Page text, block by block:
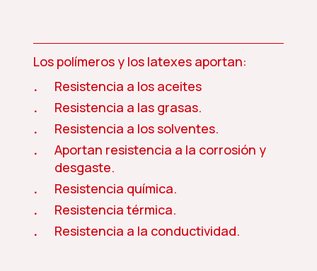
Los polímeros y los latexes aportan:
Resistencia a los aceites
Resistencia a las grasas.
Resistencia a los solventes.
Aportan resistencia a la corrosión y
desgaste.
Resistencia química.
Resistencia térmica.
Resistencia a la conductividad.